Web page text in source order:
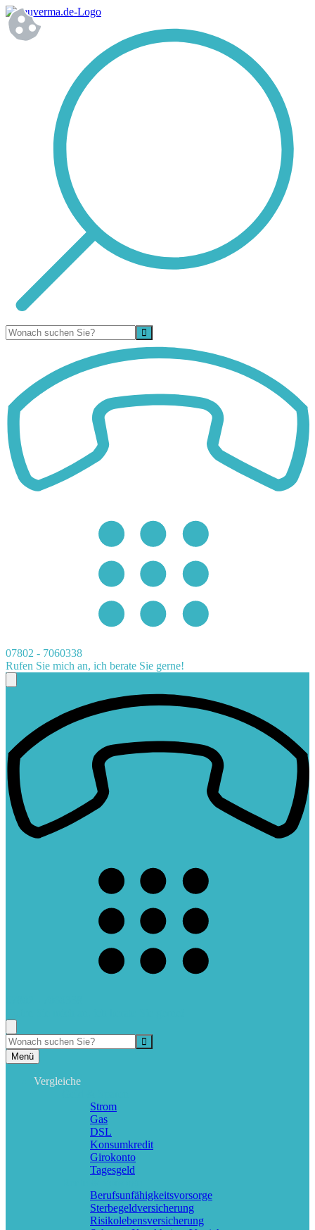
07802 - 7060338
Rufen Sie mich an, ich berate Sie gerne!
Menü
Vergleiche
Strom
Gas
DSL
Konsumkredit
Girokonto
Tagesgeld
Berufs­unfähigkeitsvorsorge
Sterbegeldversicherung
Risikolebensversicherung